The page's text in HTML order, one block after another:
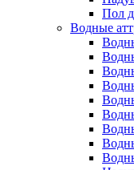
Пол
Водные